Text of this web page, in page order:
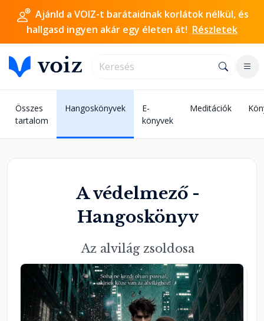
Ajánld a VOIZ-t barátaidnak korlátok nélkül, és
hallgasd ingyen akár egy életen át! Részletek
Összes
tartalom
Hangoskönyvek
E-
könyvek
Meditációk
A védelmező -
Hangoskönyv
Az alvilág zsoldosa